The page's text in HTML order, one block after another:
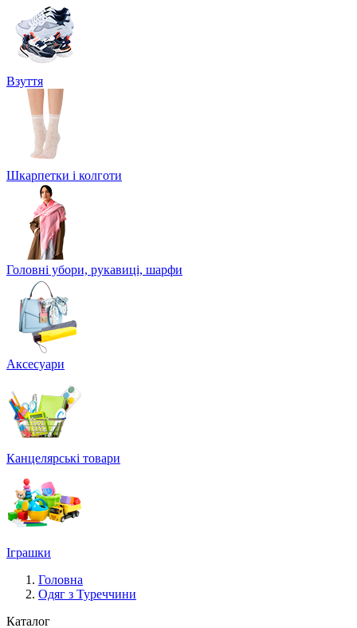
Взуття
Шкарпетки і колготи
Головні убори, рукавиці, шарфи
Аксесуари
Канцелярські товари
Іграшки
Головна
Одяг з Туреччини
Каталог